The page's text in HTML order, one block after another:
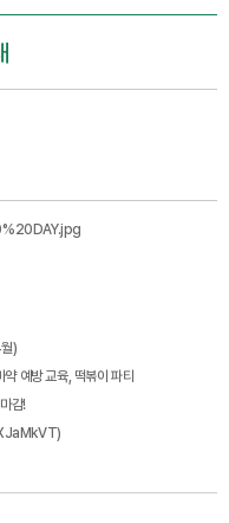
)
예방 교육, 떡볶이 파티
감!